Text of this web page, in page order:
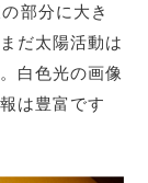
部分に大き
だ太陽活動は
白色光の画像
は豊富です